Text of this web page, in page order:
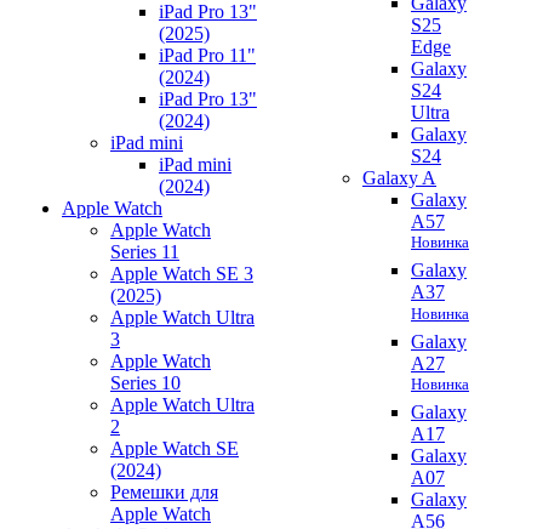
iPad Pro 13"
(2025)
iPad Pro 11"
(2024)
iPad Pro 13"
(2024)
iPad mini
iPad mini
(2024)
Apple Watch
Apple Watch
Series 11
Apple Watch SE 3
(2025)
Apple Watch Ultra
3
Apple Watch
Series 10
Apple Watch Ultra
2
Apple Watch SE
(2024)
Ремешки для
Apple Watch
S25
Edge
Galaxy
S24
Ultra
Galaxy
S24
Galaxy A
Galaxy
A57
Новинка
Galaxy
A37
Новинка
Galaxy
A27
Новинка
Galaxy
A17
Galaxy
A07
Galaxy
A56